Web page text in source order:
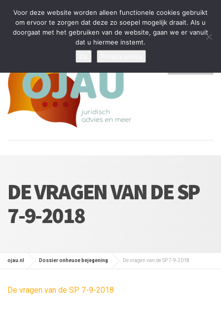
Tijdelijke stop: wegens drukte kan ik beperkt nieuwe zaken aannemen
en vragen beantwoorden
Algemene Voorwaarden
Disclaimer Privacybeleid
DE VRAGEN VAN DE SP
7-9-2018
ojau.nl Dossier onheuse bejegening De vragen van de SP 7-9-2018
De vragen van de SP 7-9-2018
Voor deze website worden alleen functionele cookies gebruikt
om ervoor te zorgen dat deze zo soepel mogelijk draait. Als u
doorgaat met het gebruiken van de website, gaan we er vanuit
dat u hiermee instemt.